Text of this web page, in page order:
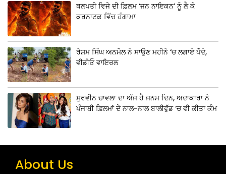
ਥਲਪਤੀ ਵਿਜੇ ਦੀ ਫ਼ਿਲਮ ‘ਜਨ ਨਾਇਕਨ’ ਨੂੰ ਲੈ ਕੇ
ਕਰਨਾਟਕ ਵਿੱਚ ਹੰਗਾਮਾ
ਰੇਸ਼ਮ ਸਿੰਘ ਅਨਮੋਲ ਨੇ ਸਾਉਣ ਮਹੀਨੇ ‘ਚ ਲਗਾਏ ਪੌਦੇ,
ਵੀਡੀਓ ਵਾਇਰਲ
ਸੁਰਵੀਨ ਚਾਵਲਾ ਦਾ ਅੱਜ ਹੈ ਜਨਮ ਦਿਨ, ਅਦਾਕਾਰਾ ਨੇ
ਪੰਜਾਬੀ ਫ਼ਿਲਮਾਂ ਦੇ ਨਾਲ-ਨਾਲ ਬਾਲੀਵੁੱਡ ‘ਚ ਵੀ ਕੀਤਾ ਕੰਮ
About Us